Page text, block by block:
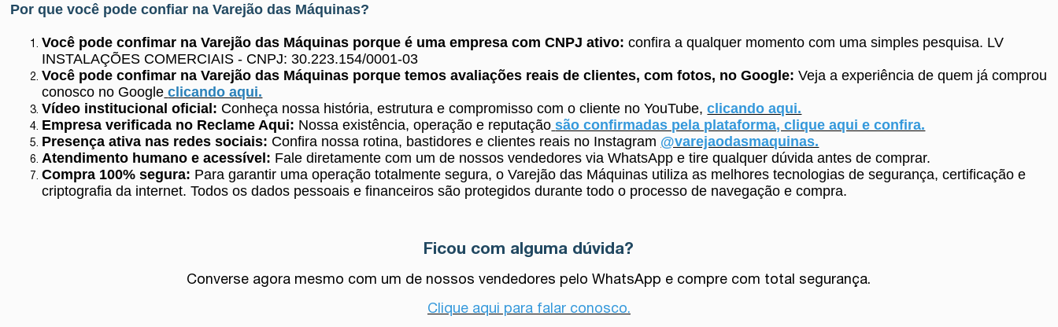
Por que você pode confiar na Varejão das Máquinas?
Você pode confimar na Varejão das Máquinas porque é uma empresa com CNPJ ativo:confira a qualquer momento com uma simples pesquisa. LV
INSTALAÇÕES COMERCIAIS - CNPJ: 30.223.154/0001-03
Você pode confimar na Varejão das Máquinas porque temos avaliações reais de clientes, com fotos, no Google:Veja a experiência de quem já comprou
conosco no Google clicando aqui.
Vídeo institucional oficial: Conheça nossa história, estrutura e compromisso com o cliente no YouTube,clicando aqui.
Empresa verificada no Reclame Aqui: Nossa existência, operação e reputação são confirmadas pela plataforma, clique aqui e confira.
Presença ativa nas redes sociais: Confira nossa rotina, bastidores e clientes reais no Instagram @varejaodasmaquinas.
Atendimento humano e acessível: Fale diretamente com um de nossos vendedores via WhatsApp e tire qualquer dúvida antes de comprar.
Compra 100% segura: Para garantir uma operação totalmente segura, o Varejão das Máquinas utiliza as melhores tecnologias de segurança, certificação e
criptografia da internet. Todos os dados pessoais e financeiros são protegidos durante todo o processo de navegação e compra.
Ficou com alguma dúvida?
Converse agora mesmo com um de nossos vendedores pelo WhatsApp e compre com total segurança.
Clique aqui para falar conosco.